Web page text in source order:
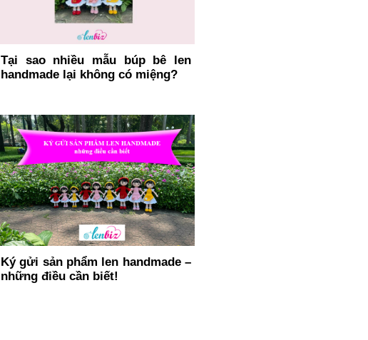
Tại sao nhiều mẫu búp bê len
handmade lại không có miệng?
Ký gửi sản phẩm len handmade –
những điều cần biết!